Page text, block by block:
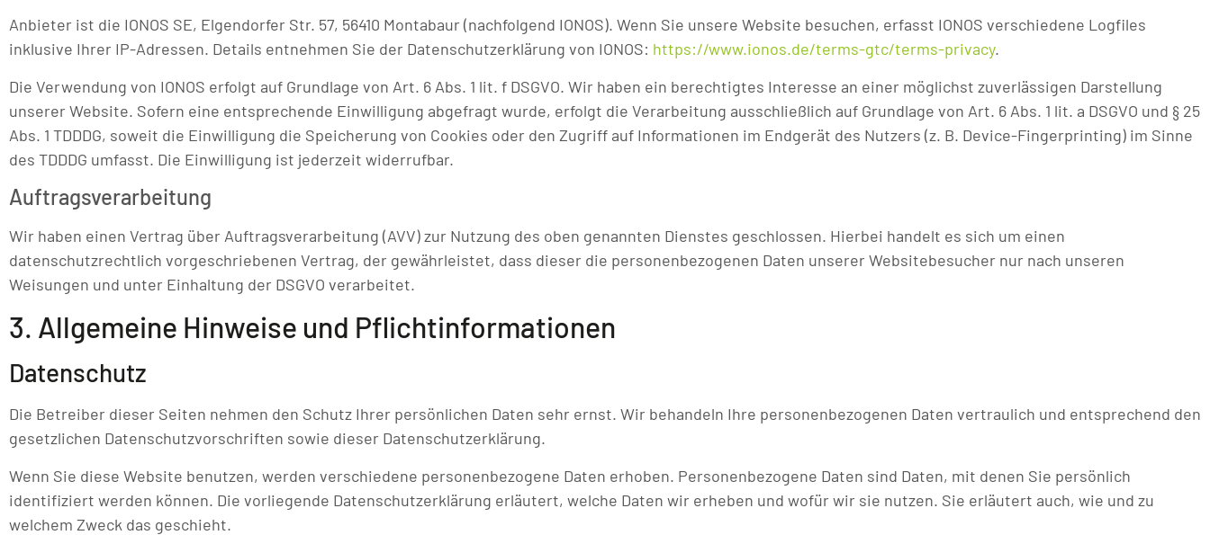
Anbieter ist die IONOS SE, Elgendorfer Str. 57, 56410 Montabaur (nachfolgend IONOS). Wenn Sie unsere Website besuchen, erfasst IONOS verschiedene Logfiles
inklusive Ihrer IP-Adressen. Details entnehmen Sie der Datenschutzerklärung von IONOS: https://www.ionos.de/terms-gtc/terms-privacy.
Die Verwendung von IONOS erfolgt auf Grundlage von Art. 6 Abs. 1 lit. f DSGVO. Wir haben ein berechtigtes Interesse an einer möglichst zuverlässigen Darstellung
unserer Website. Sofern eine entsprechende Einwilligung abgefragt wurde, erfolgt die Verarbeitung ausschließlich auf Grundlage von Art. 6 Abs. 1 lit. a DSGVO und § 25
Abs. 1 TDDDG, soweit die Einwilligung die Speicherung von Cookies oder den Zugriff auf Informationen im Endgerät des Nutzers (z. B. Device-Fingerprinting) im Sinne
des TDDDG umfasst. Die Einwilligung ist jederzeit widerrufbar.
Auftragsverarbeitung
Wir haben einen Vertrag über Auftragsverarbeitung (AVV) zur Nutzung des oben genannten Dienstes geschlossen. Hierbei handelt es sich um einen
datenschutzrechtlich vorgeschriebenen Vertrag, der gewährleistet, dass dieser die personenbezogenen Daten unserer Websitebesucher nur nach unseren
Weisungen und unter Einhaltung der DSGVO verarbeitet.
3. Allgemeine Hinweise und Pflicht­informationen
Datenschutz
Die Betreiber dieser Seiten nehmen den Schutz Ihrer persönlichen Daten sehr ernst. Wir behandeln Ihre personenbezogenen Daten vertraulich und entsprechend den
gesetzlichen Datenschutzvorschriften sowie dieser Datenschutzerklärung.
Wenn Sie diese Website benutzen, werden verschiedene personenbezogene Daten erhoben. Personenbezogene Daten sind Daten, mit denen Sie persönlich
identifiziert werden können. Die vorliegende Datenschutzerklärung erläutert, welche Daten wir erheben und wofür wir sie nutzen. Sie erläutert auch, wie und zu
welchem Zweck das geschieht.